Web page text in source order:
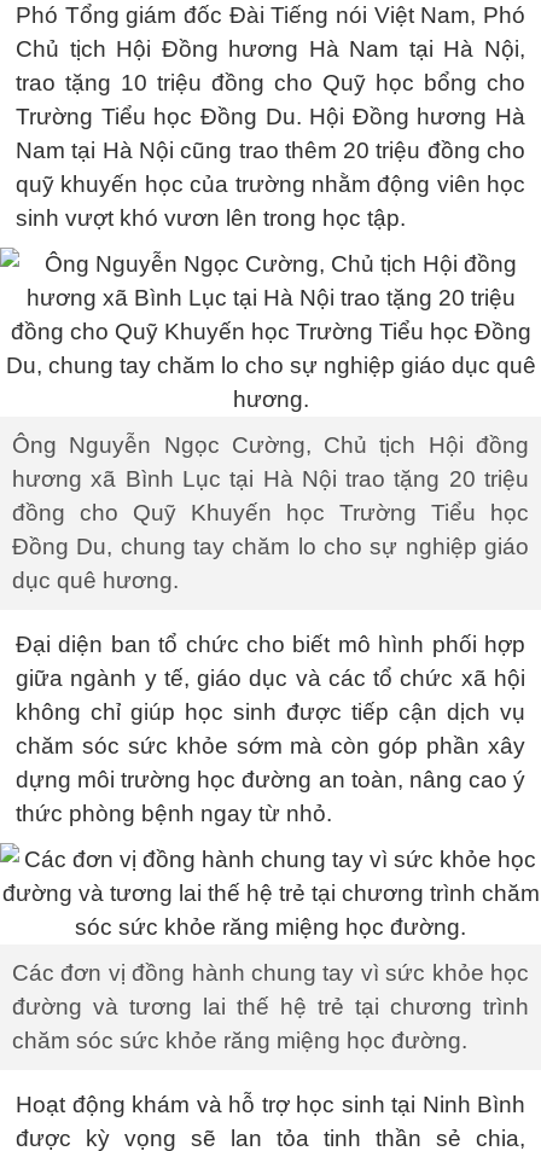
Phó Tổng giám đốc Đài Tiếng nói Việt Nam, Phó
Chủ tịch Hội Đồng hương Hà Nam tại Hà Nội,
trao tặng 10 triệu đồng cho Quỹ học bổng cho
Trường Tiểu học Đồng Du. Hội Đồng hương Hà
Nam tại Hà Nội cũng trao thêm 20 triệu đồng cho
quỹ khuyến học của trường nhằm động viên học
sinh vượt khó vươn lên trong học tập.
Ông Nguyễn Ngọc Cường, Chủ tịch Hội đồng
hương xã Bình Lục tại Hà Nội trao tặng 20 triệu
đồng cho Quỹ Khuyến học Trường Tiểu học
Đồng Du, chung tay chăm lo cho sự nghiệp giáo
dục quê hương.
Đại diện ban tổ chức cho biết mô hình phối hợp
giữa ngành y tế, giáo dục và các tổ chức xã hội
không chỉ giúp học sinh được tiếp cận dịch vụ
chăm sóc sức khỏe sớm mà còn góp phần xây
dựng môi trường học đường an toàn, nâng cao ý
thức phòng bệnh ngay từ nhỏ.
Các đơn vị đồng hành chung tay vì sức khỏe học
đường và tương lai thế hệ trẻ tại chương trình
chăm sóc sức khỏe răng miệng học đường.
Hoạt động khám và hỗ trợ học sinh tại Ninh Bình
được kỳ vọng sẽ lan tỏa tinh thần sẻ chia,